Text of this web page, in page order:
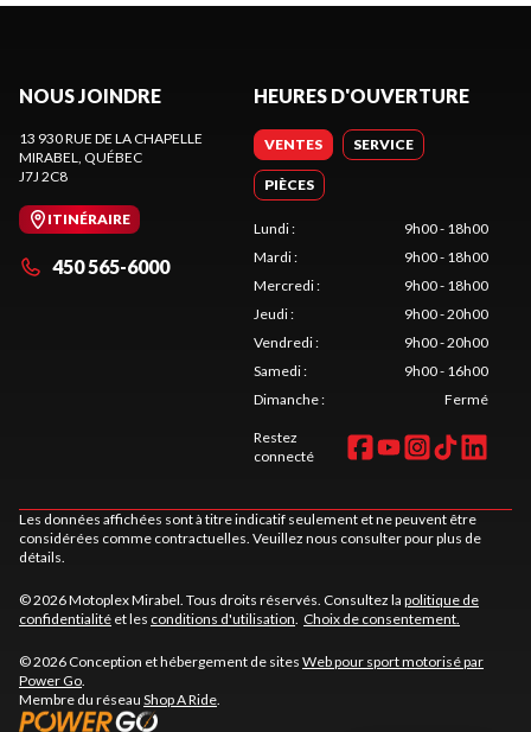
NOUS JOINDRE
13 930 RUE DE LA CHAPELLE
MIRABEL, QUÉBEC
J7J 2C8
ITINÉRAIRE
450 565-6000
HEURES D'OUVERTURE
VENTES SERVICE
PIÈCES
Lundi:
9h00 - 18h00
Mardi:
9h00 - 18h00
Mercredi:
9h00 - 18h00
Jeudi:
9h00 - 20h00
Vendredi:
9h00 - 20h00
Samedi:
9h00 - 16h00
Dimanche: Fermé
Restez
connecté
Les données affichées sont à titre indicatif seulement et ne peuvent être
considérées comme contractuelles. Veuillez nous consulter pour plus de
détails.
© 2026 Motoplex Mirabel. Tous droits réservés. Consultez la politique de
confidentialité et les conditions d'utilisation. Choix de consentement.
© 2026 Conception et hébergement de sites Web pour sport motorisé par
Power Go.
Membre du réseau Shop A Ride.